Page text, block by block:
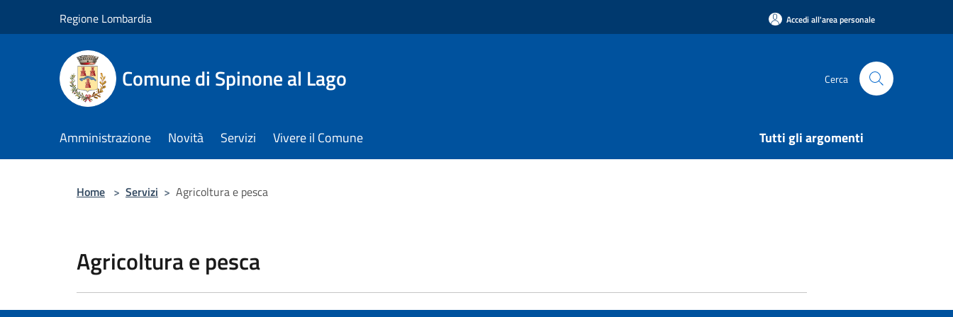
Regione Lombardia Accedi all'area personale
Comune di Spinone al Lago Cerca
Amministrazione Novità Servizi Vivere il Comune Tutti gli argomenti
Home > Servizi > Agricoltura e pesca
Agricoltura e pesca